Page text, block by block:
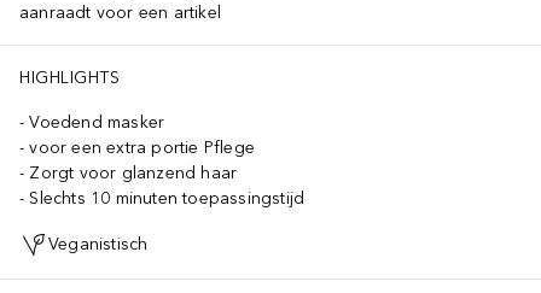
aanraadt voor een artikel
HIGHLIGHTS
Voedend masker
voor een extra portie Pflege
Zorgt voor glanzend haar
Slechts 10 minuten toepassingstijd
Veganistisch